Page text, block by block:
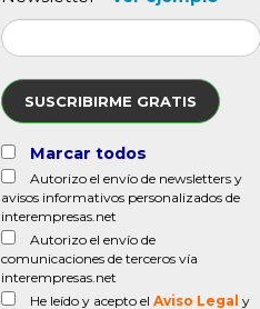
SUSCRIBIRME GRATIS
Marcar todos
Autorizo el envío de newsletters y
avisos informativos personalizados de
interempresas.net
Autorizo el envío de
comunicaciones de terceros vía
interempresas.net
He leído y acepto el Aviso Legal y